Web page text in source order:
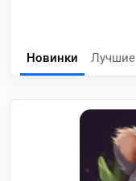
Новинки Лучшие